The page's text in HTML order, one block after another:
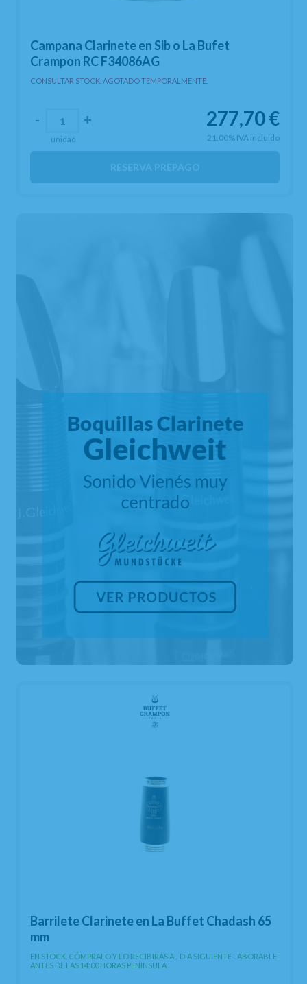
Campana Clarinete en Sib o La Bufet
Crampon RC F34086AG
CONSULTAR STOCK. AGOTADO TEMPORALMENTE.
277,70€
21.00% IVA incluido
- +
unidad
RESERVA PREPAGO
Barrilete Clarinete en La Buffet Chadash 65
mm
EN STOCK. CÓMPRALO Y LO RECIBIRÁS AL DIA SIGUIENTE LABORABLE
ANTES DE LAS 14:00 HORAS PENINSULA